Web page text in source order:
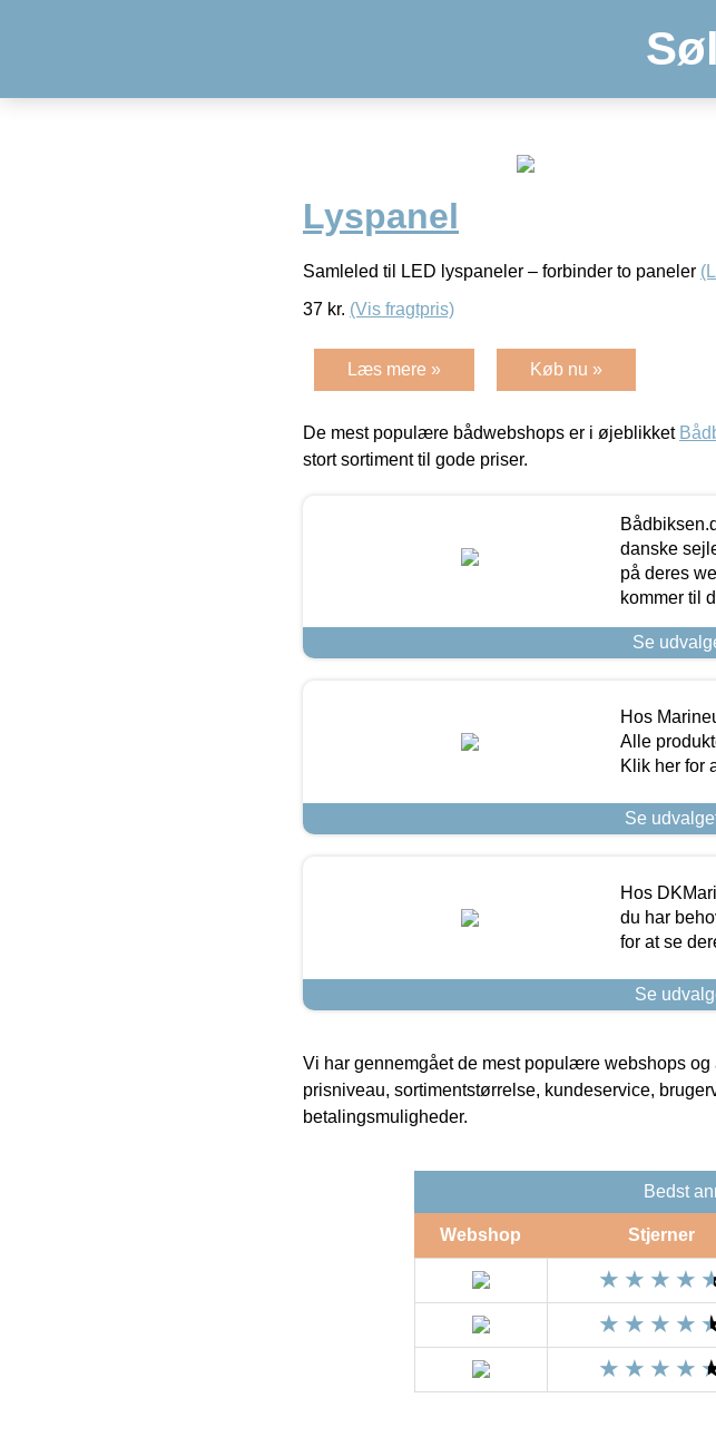
Lyspanel
Samleled til LED lyspaneler – forbinder to paneler
37 kr. (Vis fragtpris)
Læs mere » Køb nu »
De mest populære bådwebshops er i øjeblikket
stort sortiment til gode priser.
danske
på deres
kommer til
Se
Hos
Alle
Klik her for
Se
Hos
du har
for at se
Se
Vi har gennemgået de mest populære webshops
prisniveau, sortimentstørrelse, kundeservice,
betalingsmuligheder.
Bedst
Webshop Stjerner